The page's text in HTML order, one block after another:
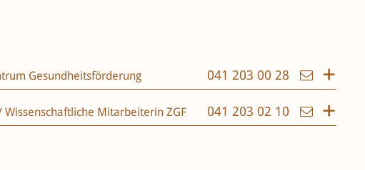
Gesundheitsförderung 041 203 00 28
Wissenschaftliche Mitarbeiterin ZGF 041 203 02 10